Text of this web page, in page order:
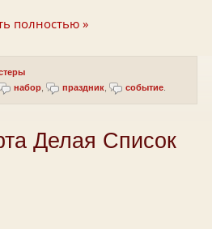
полностью »
набор праздник событие
Делая Список